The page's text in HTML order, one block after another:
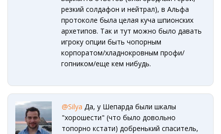
резкий солдафон и нейтрал), в Альфа
протоколе была целая куча шпионских
архетипов. Так и тут можно было давать
игроку опции быть чопорным
корпоратом/хладнокровным профи/
гопником/еще кем нибудь.
@Silya Да, у Шепарда были шкалы
"хорошести" (что было довольно
топорно кстати) добренький спаситель,